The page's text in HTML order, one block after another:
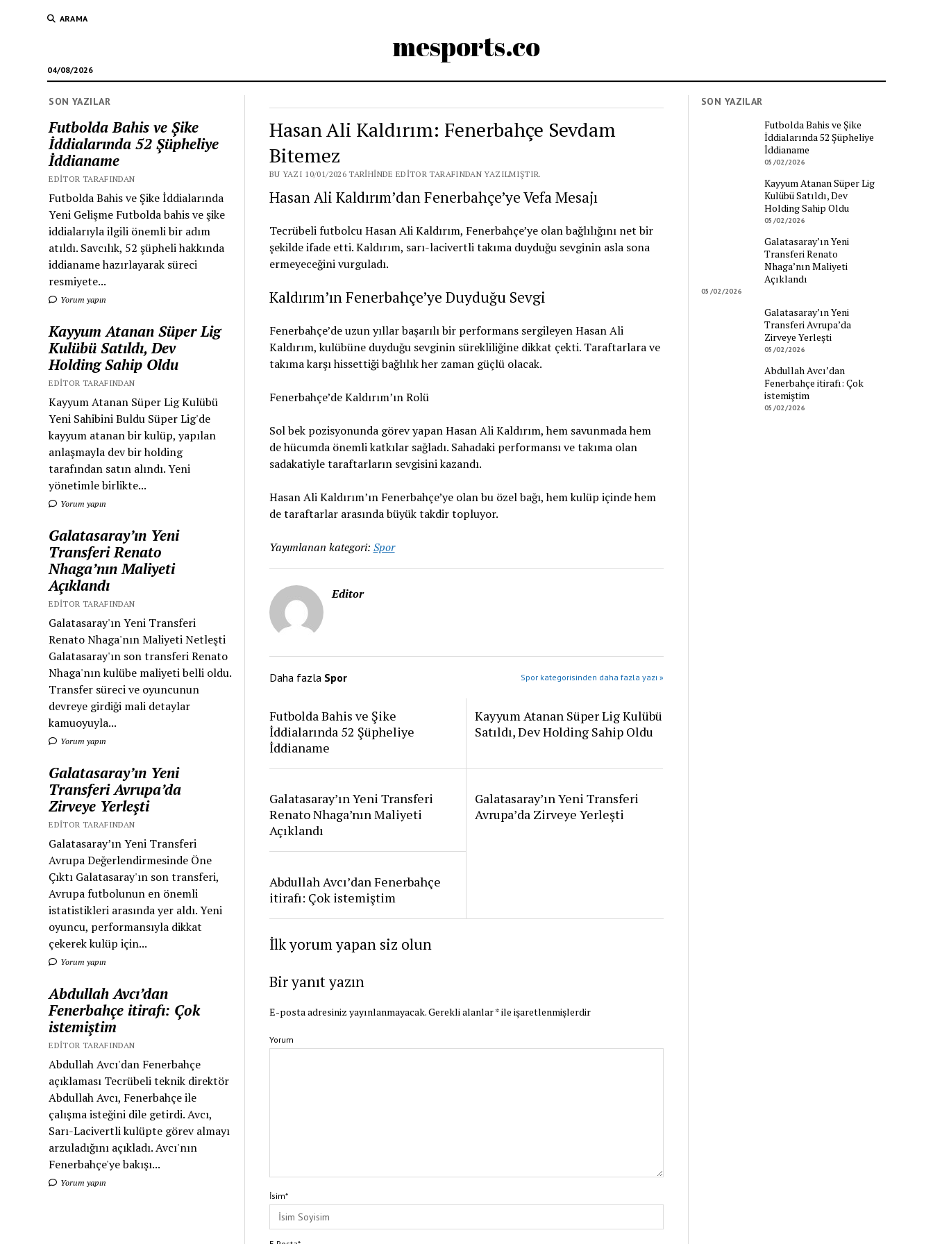
ARAMA
mesports.co
04/08/2026
SON YAZILAR
Futbolda Bahis ve Şike
İddialarında 52 Şüpheliye
İddianame
EDITOR TARAFINDAN
Futbolda Bahis ve Şike İddialarında
Yeni Gelişme Futbolda bahis ve şike
iddialarıyla ilgili önemli bir adım
atıldı. Savcılık, 52 şüpheli hakkında
iddianame hazırlayarak süreci
resmiyete...
Yorum yapın
Kayyum Atanan Süper Lig
Kulübü Satıldı, Dev
Holding Sahip Oldu
EDITOR TARAFINDAN
Kayyum Atanan Süper Lig Kulübü
Yeni Sahibini Buldu Süper Lig'de
kayyum atanan bir kulüp, yapılan
anlaşmayla dev bir holding
tarafından satın alındı. Yeni
yönetimle birlikte...
Yorum yapın
Galatasaray’ın Yeni
Transferi Renato
Nhaga’nın Maliyeti
Açıklandı
EDITOR TARAFINDAN
Galatasaray'ın Yeni Transferi
Renato Nhaga'nın Maliyeti Netleşti
Galatasaray'ın son transferi Renato
Nhaga'nın kulübe maliyeti belli oldu.
Transfer süreci ve oyuncunun
devreye girdiği mali detaylar
kamuoyuyla...
Yorum yapın
Galatasaray’ın Yeni
Transferi Avrupa’da
Zirveye Yerleşti
EDITOR TARAFINDAN
Galatasaray’ın Yeni Transferi
Avrupa Değerlendirmesinde Öne
Çıktı Galatasaray'ın son transferi,
Avrupa futbolunun en önemli
istatistikleri arasında yer aldı. Yeni
oyuncu, performansıyla dikkat
çekerek kulüp için...
Yorum yapın
Abdullah Avcı’dan
Fenerbahçe itirafı: Çok
istemiştim
EDITOR TARAFINDAN
Abdullah Avcı'dan Fenerbahçe
açıklaması Tecrübeli teknik direktör
Abdullah Avcı, Fenerbahçe ile
çalışma isteğini dile getirdi. Avcı,
Sarı-Lacivertli kulüpte görev almayı
arzuladığını açıkladı. Avcı'nın
Fenerbahçe'ye bakışı...
Yorum yapın
Hasan Ali Kaldırım: Fenerbahçe Sevdam
Bitemez
BU YAZI 10/01/2026 TARIHINDE EDITOR TARAFINDAN YAZILMIŞTIR.
Hasan Ali Kaldırım’dan Fenerbahçe’ye Vefa Mesajı
Tecrübeli futbolcu Hasan Ali Kaldırım, Fenerbahçe’ye olan bağlılığını net bir
şekilde ifade etti. Kaldırım, sarı-lacivertli takıma duyduğu sevginin asla sona
ermeyeceğini vurguladı.
Kaldırım’ın Fenerbahçe’ye Duyduğu Sevgi
Fenerbahçe’de uzun yıllar başarılı bir performans sergileyen Hasan Ali
Kaldırım, kulübüne duyduğu sevginin sürekliliğine dikkat çekti. Taraftarlara ve
takıma karşı hissettiği bağlılık her zaman güçlü olacak.
Fenerbahçe’de Kaldırım’ın Rolü
Sol bek pozisyonunda görev yapan Hasan Ali Kaldırım, hem savunmada hem
de hücumda önemli katkılar sağladı. Sahadaki performansı ve takıma olan
sadakatiyle taraftarların sevgisini kazandı.
Hasan Ali Kaldırım’ın Fenerbahçe’ye olan bu özel bağı, hem kulüp içinde hem
de taraftarlar arasında büyük takdir topluyor.
Yayımlanan kategori: Spor
Editor
Daha fazla Spor Spor kategorisinden daha fazla yazı »
Futbolda Bahis ve Şike
İddialarında 52 Şüpheliye
İddianame
Kayyum Atanan Süper Lig Kulübü
Satıldı, Dev Holding Sahip Oldu
Galatasaray’ın Yeni Transferi
Renato Nhaga’nın Maliyeti
Açıklandı
Galatasaray’ın Yeni Transferi
Avrupa’da Zirveye Yerleşti
Abdullah Avcı’dan Fenerbahçe
itirafı: Çok istemiştim
İlk yorum yapan siz olun
Bir yanıt yazın
E-posta adresiniz yayınlanmayacak.Gerekli alanlar*ile işaretlenmişlerdir
Yorum
İsim*
SON YAZILAR
Futbolda Bahis ve Şike
İddialarında 52 Şüpheliye
İddianame
05/02/2026
Kayyum Atanan Süper Lig
Kulübü Satıldı, Dev
Holding Sahip Oldu
05/02/2026
Galatasaray’ın Yeni
Transferi Renato
Nhaga’nın Maliyeti
Açıklandı
05/02/2026
Galatasaray’ın Yeni
Transferi Avrupa’da
Zirveye Yerleşti
05/02/2026
Abdullah Avcı’dan
Fenerbahçe itirafı: Çok
istemiştim
05/02/2026